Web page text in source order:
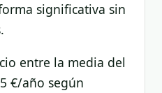
significativa sin
entre la media del
€/año según